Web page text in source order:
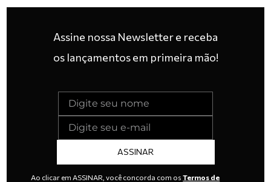
Assine nossa Newsletter e receba
os lançamentos em primeira mão!
ASSINAR
Ao clicar em ASSINAR, você concorda com osTermos de